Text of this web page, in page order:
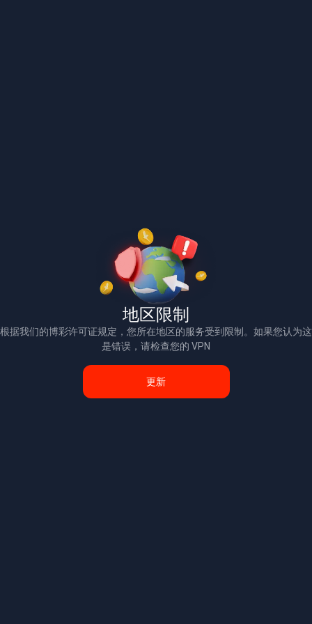
地区限制
根据我们的博彩许可证规定，您所在地区的服务受到限制。如果您认为这
是错误，请检查您的 VPN
更新